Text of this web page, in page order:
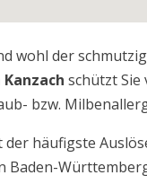
wohl der
schützt
bzw.
häufigste
Baden-